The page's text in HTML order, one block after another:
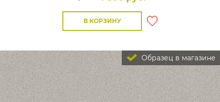
В КОРЗИНУ
Образец в магазине